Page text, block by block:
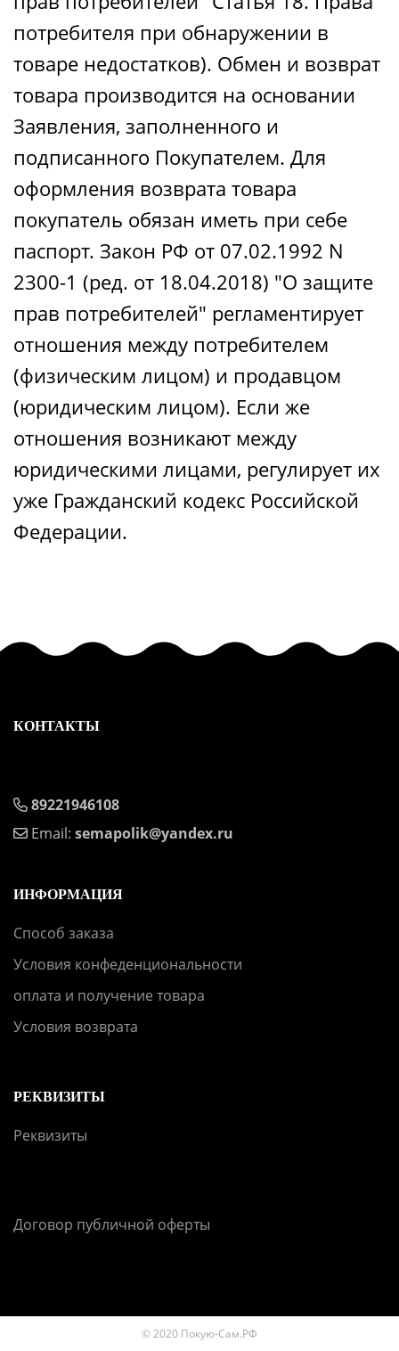
потребителя при обнаружении в
товаре недостатков). Обмен и возврат
товара производится на основании
Заявления, заполненного и
подписанного Покупателем. Для
оформления возврата товара
покупатель обязан иметь при себе
паспорт. Закон РФ от 07.02.1992 N
2300-1 (ред. от 18.04.2018) "О защите
прав потребителей" регламентирует
отношения между потребителем
(физическим лицом) и продавцом
(юридическим лицом). Если же
отношения возникают между
юридическими лицами, регулирует их
уже Гражданский кодекс Российской
Федерации.
КОНТАКТЫ
89221946108
Email: semapolik@yandex.ru
ИНФОРМАЦИЯ
Способ заказа
Условия конфеденциональности
оплата и получение товара
Условия возврата
РЕКВИЗИТЫ
Реквизиты
Договор публичной оферты
© 2020 Покую-Сам.РФ